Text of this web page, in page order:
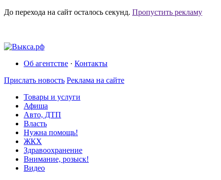
До перехода на сайт осталось секунд. Пропустить рекламу
Об агентстве · Контакты
Прислать новость Реклама на сайте
Товары и услуги
Афиша
Авто, ДТП
Власть
Нужна помощь!
ЖКХ
Здравоохранение
Внимание, розыск!
Видео